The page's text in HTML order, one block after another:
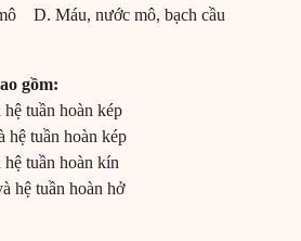
D. Máu, nước mô, bạch cầu
gồm:
tuần hoàn kép
tuần hoàn kép
tuần hoàn kín
hệ tuần hoàn hở